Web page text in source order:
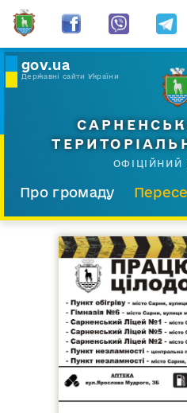
gov.ua
Державні сайти України
ОФІЦІЙНИЙ
Про громаду
Прес-центр